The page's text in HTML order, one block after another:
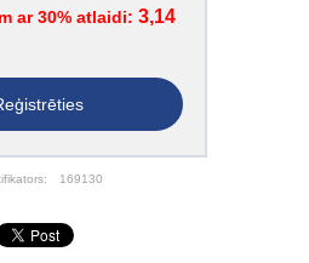
ar 30% atlaidi: 3,14
169130